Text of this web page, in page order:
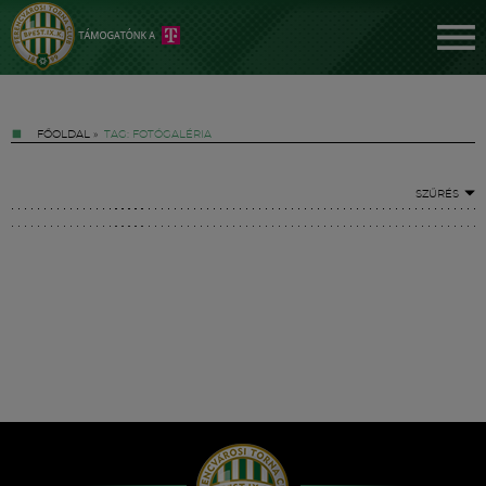
FŐOLDAL » TAG: FOTÓGALÉRIA
SZŰRÉS
Hírek